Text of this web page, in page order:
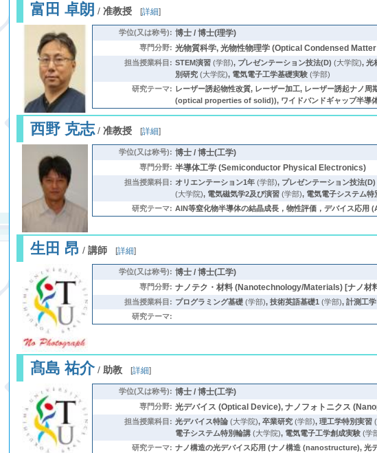
富田 卓朗 /准教授 [詳細]
学位(又は称号): 博士 / 博士(理学)
専門分野: 光物質科学, 光物性物理学 (Optical Condensed
担当授業科目: STEM演習 (学部), プレゼンテーション技法(D) (大学院),光
別研究 (大学院), 電気電子工学基礎実験 (学部)
研究テーマ: レーザー誘起物性改質, レーザー加工, レーザー誘起ナノ
(optical properties of solid)), ワイドバンドギャップ半導
西野 克志 /准教授 [詳細]
学位(又は称号): 博士 / 博士(工学)
専門分野: 半導体工学 (Semiconductor Physical Electronics)
担当授業科目: オリエンテーション1年 (学部), プレゼンテーション技法(D)
(大学院), 電気磁気学2及び演習 (学部), 電気電子システム特
研究テーマ: AlN等窒化物半導体の結晶成長，物性評価，デバイス応用
生田 昂 /講師 [詳細]
学位(又は称号): 博士 / 博士(工学)
専門分野: ナノテク・材料 (Nanotechnology/Materials) [ナノ材
担当授業科目: プログラミング基礎 (学部),技術英語基礎1 (学部),計測工学
研究テーマ:
髙島 祐介/ 助教 [詳細]
学位(又は称号): 博士 / 博士(工学)
専門分野: 光デバイス (Optical Device), ナノフォトニクス
担当授業科目: 光デバイス特論 (大学院),卒業研究 (学部),理工学特別実習
電子システム特別輪講 (大学院), 電気電子工学創成実験 (学
研究テーマ: ナノ構造の光デバイス応用 (ナノ構造 (nanostructure),